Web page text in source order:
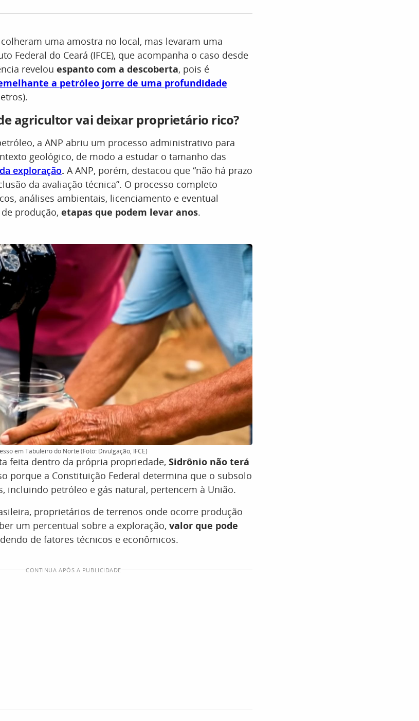
uma amostra no local, mas levaram uma
Federal do Ceará (IFCE), que acompanha o caso desde
revelou espanto com a descoberta, pois é
a petróleo jorre de uma profundidade
agricultor vai deixar proprietário rico?
a ANP abriu um processo administrativo para
geológico, de modo a estudar o tamanho das
exploração. A ANP, porém, destacou que “não há prazo
da avaliação técnica”. O processo completo
análises ambientais, licenciamento e eventual
produção, etapas que podem levar anos.
em Tabuleiro do Norte (Foto: Divulgação, IFCE)
feita dentro da própria propriedade, Sidrônio não terá
porque a Constituição Federal determina que o subsolo
incluindo petróleo e gás natural, pertencem à União.
proprietários de terrenos onde ocorre produção
um percentual sobre a exploração, valor que pode
de fatores técnicos e econômicos.
CONTINUA APÓS A PUBLICIDADE